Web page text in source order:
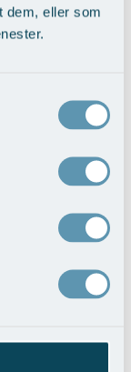
dem, eller som